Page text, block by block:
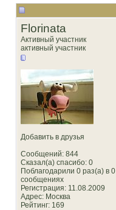
Florinata
Активный участник
активный участник
Добавить в друзья
Сообщений: 844
Сказал(а) спасибо: 0
Поблагодарили 0 раз(а) в 0
сообщениях
Регистрация: 11.08.2009
Адрес: Москва
Рейтинг: 169